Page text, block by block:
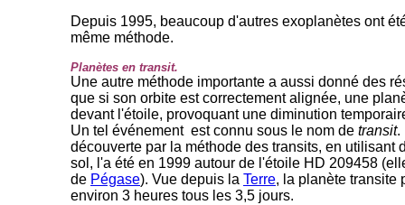
Depuis 1995, beaucoup d'autres exoplanètes ont
même méthode.
Planètes en transit.
Une autre méthode importante a aussi donné des
que si son orbite est correctement alignée, une
devant l'étoile, provoquant une diminution
Un tel événement est connu sous le nom de transit.
découverte par la méthode des transits, en utilisant
sol, l'a été en 1999 autour de l'étoile HD 209458
de Pégase). Vue depuis la Terre, la planète transite
environ 3 heures tous les 3,5 jours.